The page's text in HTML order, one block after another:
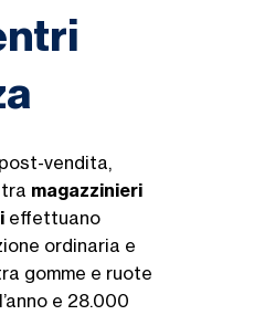
vendita,
magazzinieri
effettuano
ordinaria e
gomme e ruote
e 28.000